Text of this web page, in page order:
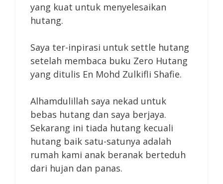
yang kuat untuk menyelesaikan
hutang.
Saya ter-inpirasi untuk settle hutang
setelah membaca buku Zero Hutang
yang ditulis En Mohd Zulkifli Shafie.
Alhamdulillah saya nekad untuk
bebas hutang dan saya berjaya.
Sekarang ini tiada hutang kecuali
hutang baik satu-satunya adalah
rumah kami anak beranak berteduh
dari hujan dan panas.